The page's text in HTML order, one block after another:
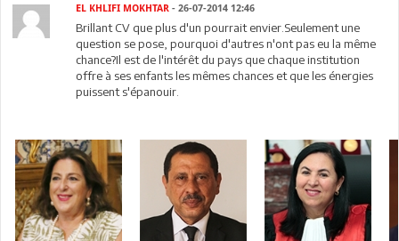
EL KHLIFI MOKHTAR - 26-07-2014 12:46
Brillant CV que plus d'un pourrait envier.Seulement une
question se pose, pourquoi d'autres n'ont pas eu la même
chance?Il est de l'intérêt du pays que chaque institution
offre à ses enfants les mêmes chances et que les énergies
puissent s'épanouir.